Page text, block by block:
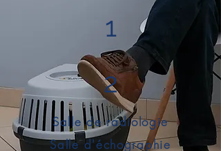
1
2
Salle de radiologie
Salle d'échographie